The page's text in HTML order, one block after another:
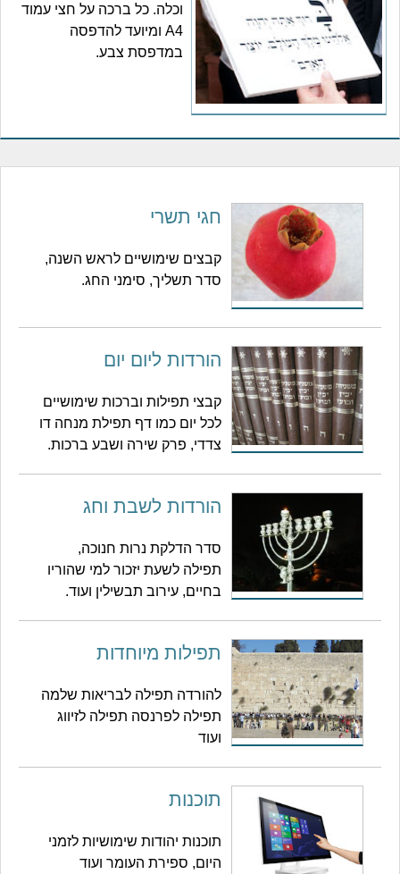
וכלה. כל ברכה על חצי עמוד
A4 ומיועד להדפסה
במדפסת צבע.
חגי תשרי
קבצים שימושיים לראש השנה,
סדר תשליך, סימני החג.
הורדות ליום יום
קבצי תפילות וברכות שימושיים
לכל יום כמו דף תפילת מנחה דו
צדדי, פרק שירה ושבע ברכות.
הורדות לשבת וחג
סדר הדלקת נרות חנוכה,
תפילה לשעת יזכור למי שהוריו
בחיים, עירוב תבשילין ועוד.
תפילות מיוחדות
להורדה תפילה לבריאות שלמה
תפילה לפרנסה תפילה לזיווג
ועוד
תוכנות
תוכנות יהודות שימושיות לזמני
היום, ספירת העומר ועוד